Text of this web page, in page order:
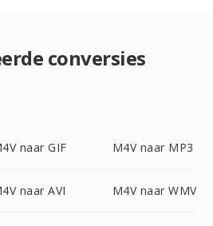
conversies
naar GIF M4V naar MP3
naar AVI M4V naar WMV